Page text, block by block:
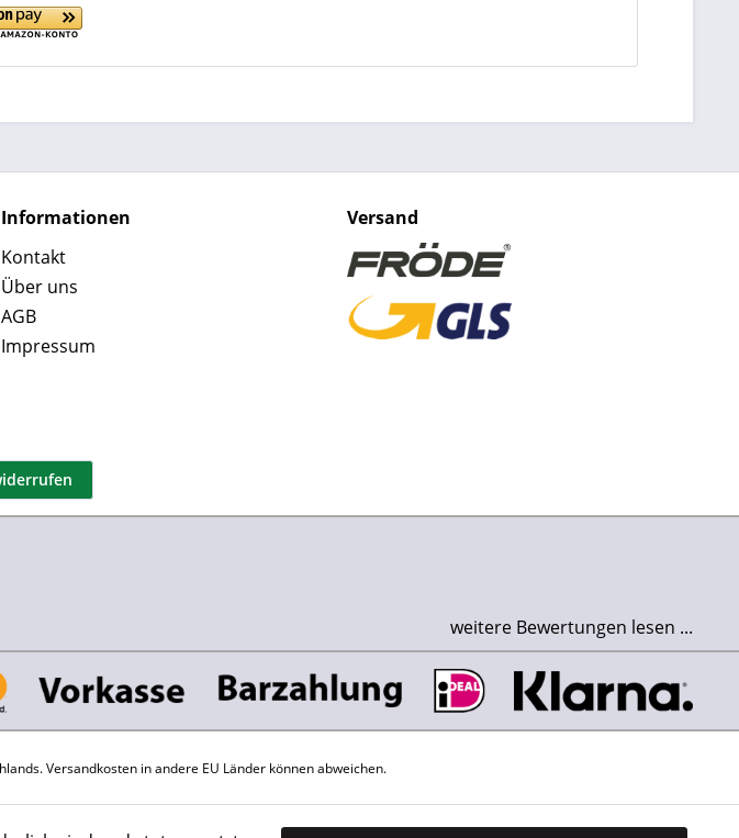
Informationen
Kontakt
Über uns
AGB
Impressum
Versand
weitere Bewertungen lesen ...
Versandkosten in andere EU Länder können abweichen.